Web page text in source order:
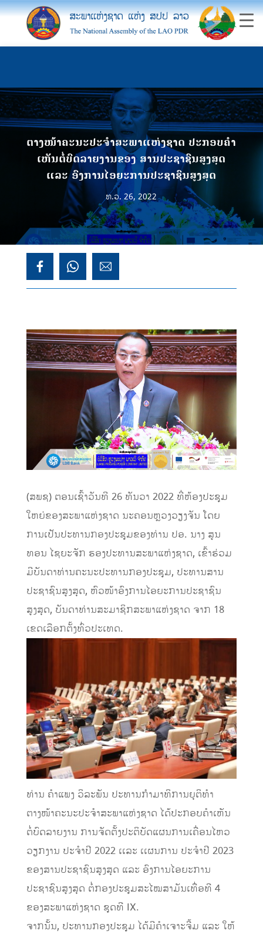
ຕາງໜ້າຄະນະປະຈໍາສະພາແຫ່ງຊາດ ປະກອບຄໍາ
ເຫັນຕໍ່ບົດລາຍງານຂອງ ສານປະຊາຊົນສູງສຸດ
ແລະ ອົງການໄອຍະການປະຊາຊົນສູງສຸດ
ທ.ວ. 26, 2022
(ສພຊ) ຕອນເຊົ້າວັນທີ 26 ທັນວາ 2022 ທີ່ຫ້ອງປະຊຸມ
ໃຫຍ່ຂອງສະພາແຫ່ງຊາດ ນະຄອນຫຼວງວຽງຈັນ ໂດຍ
ການເປັນປະທານກອງປະຊຸມຂອງທ່ານ ປອ. ນາງ ສູນ
ທອນ ໄຊຍະຈັກ ຮອງປະທານສະພາແຫ່ງຊາດ, ເຂົ້າຮ່ວມ
ມີບັນດາທ່ານຄະນະປະທານກອງປະຊຸມ, ປະທານສານ
ປະຊາຊົນສູງສຸດ, ຫົວໜ້າອົງການໄອຍະການປະຊາຊົນ
ສູງສຸດ, ບັນດາທ່ານສະມາຊິກສະພາແຫ່ງຊາດ ຈາກ 18
ເຂດເລືອກຕັ້ງທົ່ວປະເທດ.
ທ່ານ ຄໍາແພງ ວິລະພັນ ປະທານກໍາມາທິການຍຸຕິທໍາ
ຕາງໜ້າຄະນະປະຈໍາສະພາແຫ່ງຊາດ ໄດ້ປະກອບຄໍາເຫັນ
ຕໍ່ບົດລາຍງານ ການຈັດຕັ້ງປະຕິບັດແຜນການເຄື່ອນໄຫວ
ວຽກງານ ປະຈຳປີ 2022 ເເລະ ເເຜນການ ປະຈໍາປີ 2023
ຂອງສານປະຊາຊົນສູງສຸດ ແລະ ອົງການໄອຍະການ
ປະຊາຊົນສູງສຸດ ຕໍ່ກອງປະຊຸມສະໄໝສາມັນເທື່ອທີ 4
ຂອງສະພາແຫ່ງຊາດ ຊຸດທີ IX.
ຈາກນັ້ນ, ປະທານກອງປະຊຸມ ໄດ້ມີຄໍາເຈາະຈີ້ມ ແລະ ໃຫ້